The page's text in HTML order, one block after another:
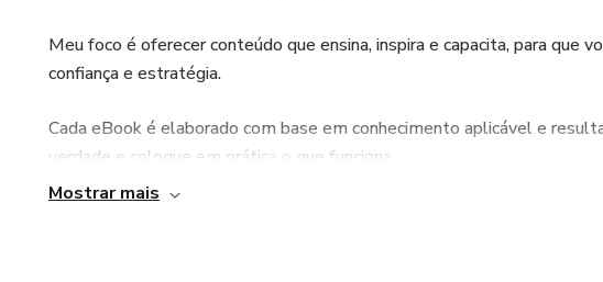
Meu foco é oferecer conteúdo que ensina, inspira e capacita, para que
confiança e estratégia.
Cada eBook é elaborado com base em conhecimento aplicável e
verdade e coloque em prática o que funciona.
Mostrar mais